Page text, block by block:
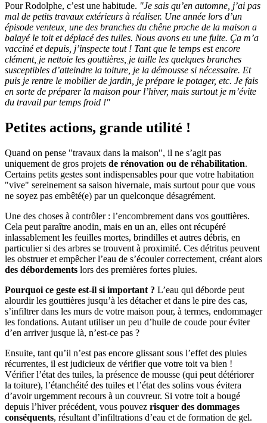
Pour Rodolphe, c’est une habitude. "Je sais qu’en automne, j’ai pas
mal de petits travaux extérieurs à réaliser. Une année lors d’un
épisode venteux, une des branches du chêne proche de la maison a
balayé le toit et déplacé des tuiles. Nous avons eu une fuite. Ça m’a
vacciné et depuis, j’inspecte tout ! Tant que le temps est encore
clément, je nettoie les gouttières, je taille les quelques branches
susceptibles d’atteindre la toiture, je la démousse si nécessaire. Et
puis je rentre le mobilier de jardin, je prépare le potager, etc. Je fais
en sorte de préparer la maison pour l’hiver, mais surtout je m’évite
du travail par temps froid !"
Petites actions, grande utilité !
Quand on pense "travaux dans la maison", il ne s’agit pas
uniquement de gros projets de rénovation ou de réhabilitation.
Certains petits gestes sont indispensables pour que votre habitation
"vive" sereinement sa saison hivernale, mais surtout pour que vous
ne soyez pas embêté(e) par un quelconque désagrément.
Une des choses à contrôler : l’encombrement dans vos gouttières.
Cela peut paraître anodin, mais en un an, elles ont récupéré
inlassablement les feuilles mortes, brindilles et autres débris, en
particulier si des arbres se trouvent à proximité. Ces détritus peuvent
les obstruer et empêcher l’eau de s’écouler correctement, créant alors
des débordements lors des premières fortes pluies.
Pourquoi ce geste est-il si important ? L’eau qui déborde peut
alourdir les gouttières jusqu’à les détacher et dans le pire des cas,
s’infiltrer dans les murs de votre maison pour, à termes, endommager
les fondations. Autant utiliser un peu d’huile de coude pour éviter
d’en arriver jusque là, n’est-ce pas ?
Ensuite, tant qu’il n’est pas encore glissant sous l’effet des pluies
récurrentes, il est judicieux de vérifier que votre toit va bien !
Vérifier l’état des tuiles, la présence de mousse (qui peut détériorer
la toiture), l’étanchéité des tuiles et l’état des solins vous évitera
d’avoir urgemment recours à un couvreur. Si votre toit a bougé
depuis l’hiver précédent, vous pouvez risquer des dommages
conséquents, résultant d’infiltrations d’eau et de formation de gel.